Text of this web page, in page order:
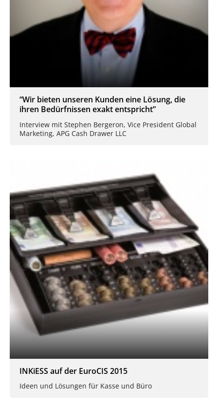
“Wir bieten unseren Kunden eine Lösung, die
ihren Bedürfnissen exakt entspricht”
Interview mit Stephen Bergeron, Vice President Global
Marketing, APG Cash Drawer LLC
INKiESS auf der EuroCIS 2015
Ideen und Lösungen für Kasse und Büro